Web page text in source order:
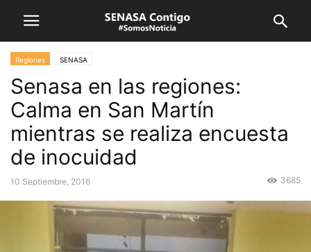
Regiones SENASA
Senasa en las regiones:
Calma en San Martín
mientras se realiza encuesta
de inocuidad
10 Septiembre, 2016 3685